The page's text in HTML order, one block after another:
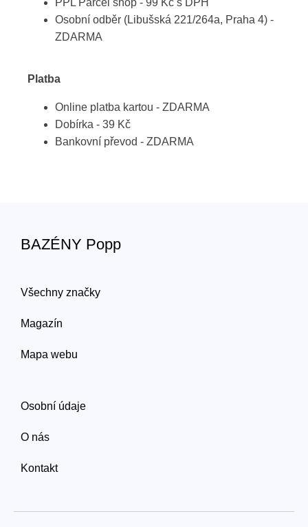
PPL Parcel shop - 99 Kč s DPH
Osobní odběr (Libušská 221/264a, Praha 4) -
ZDARMA
Platba
Online platba kartou - ZDARMA
Dobírka - 39 Kč
Bankovní převod - ZDARMA
BAZÉNY Popp
Všechny značky
Magazín
Mapa webu
Osobní údaje
O nás
Kontakt